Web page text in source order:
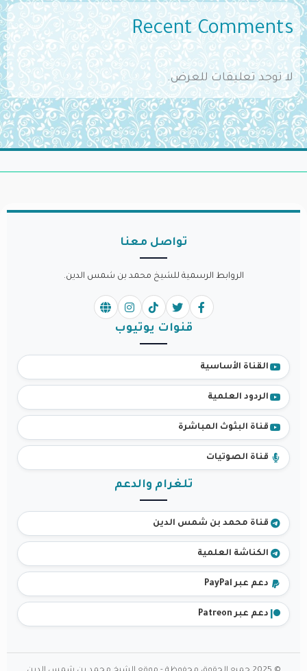
Recent Comments
لا توجد تعليقات للعرض.
تواصل معنا
الروابط الرسمية للشيخ محمد بن شمس الدين.
قنوات يوتيوب
القناة الأساسية
الردود العلمية
قناة البثوث المباشرة
قناة الصوتيات
تلغرام والدعم
قناة محمد بن شمس الدين
الكناشة العلمية
دعم عبر PayPal
دعم عبر Patreon